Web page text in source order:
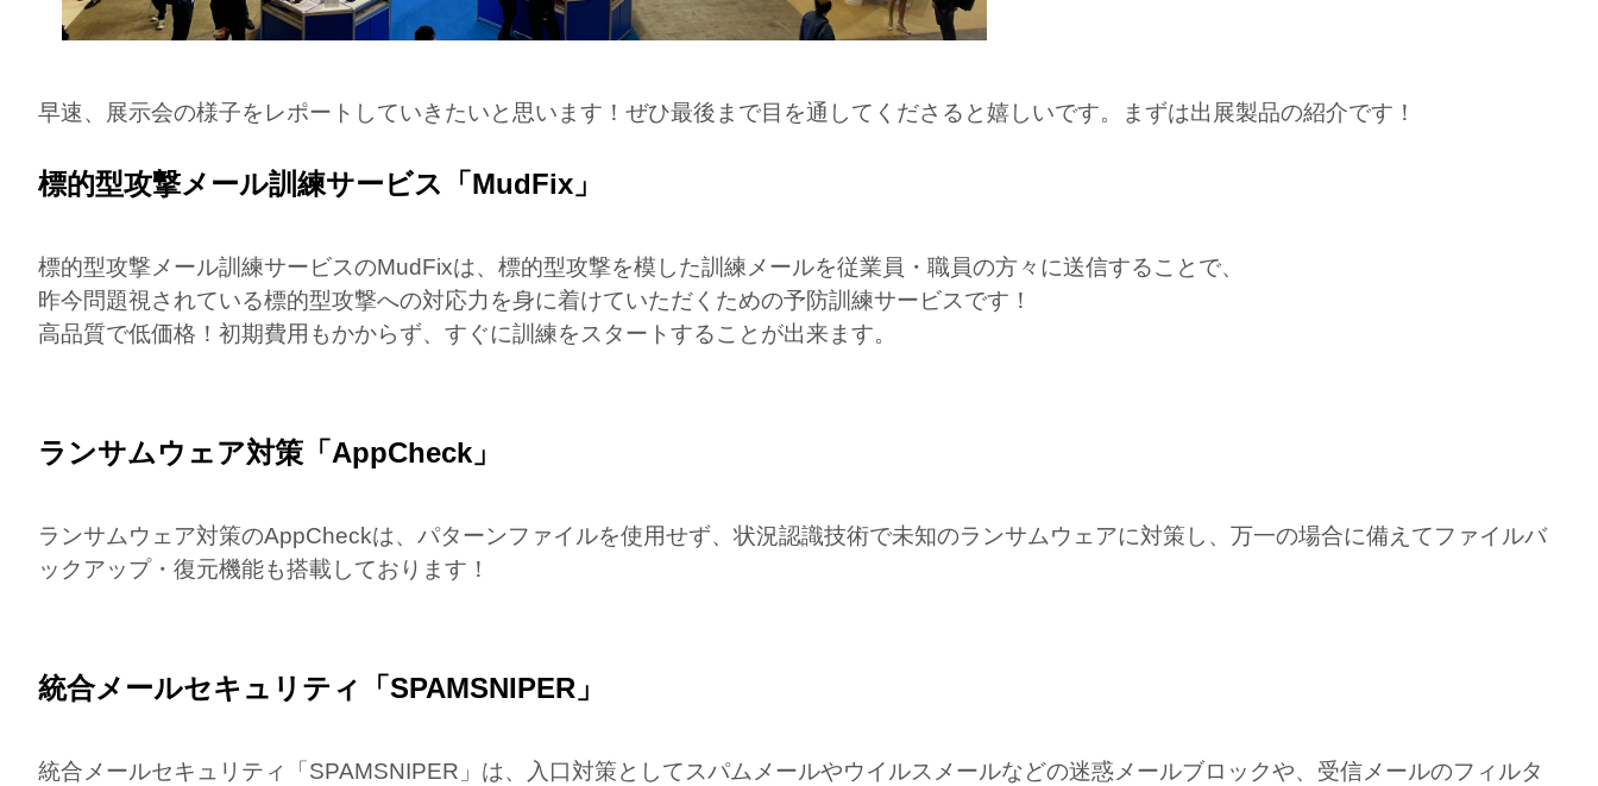
早速、展示会の様子をレポートしていきたいと思います！ぜひ最後まで目を通してくださると嬉しいです。まずは出展製品の紹介です！
標的型攻撃メール訓練サービス「MudFix」
標的型攻撃メール訓練サービスのMudFixは、標的型攻撃を模した訓練メールを従業員・職員の方々に送信することで、
昨今問題視されている標的型攻撃への対応力を身に着けていただくための予防訓練サービスです！
高品質で低価格！初期費用もかからず、すぐに訓練をスタートすることが出来ます。
ランサムウェア対策「AppCheck」
ランサムウェア対策のAppCheckは、パターンファイルを使用せず、状況認識技術で未知のランサムウェアに対策し、万一の場合に備えてファイルバ
ックアップ・復元機能も搭載しております！
統合メールセキュリティ「SPAMSNIPER」
統合メールセキュリティ「SPAMSNIPER」は、入口対策としてスパムメールやウイルスメールなどの迷惑メールブロックや、受信メールのフィルタ